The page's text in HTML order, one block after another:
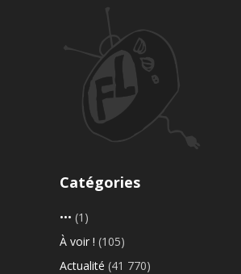
Catégories
••• (1)
À voir ! (105)
Actualité (41 770)